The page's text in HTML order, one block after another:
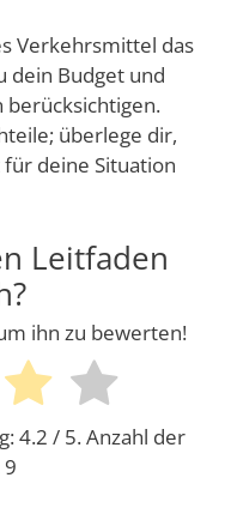
Verkehrsmittel das
dein Budget und
berücksichtigen.
überlege dir,
deine Situation
Leitfaden
ihn zu bewerten!
4.2 / 5. Anzahl der
9